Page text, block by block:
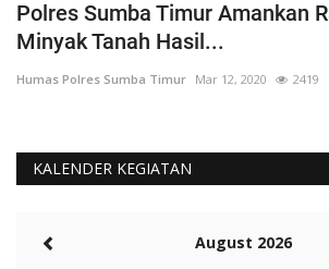
Polres Sumba Timur Amankan
Minyak Tanah Hasil...
Humas Polres Sumba Timur Mar 12, 2020 2419
KALENDER KEGIATAN
August 2026